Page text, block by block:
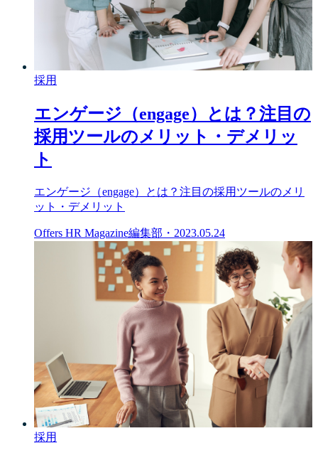
採用
エンゲージ（engage）とは？注目の
採用ツールのメリット・デメリッ
ト
エンゲージ（engage）とは？注目の採用ツールのメリ
ット・デメリット
Offers HR Magazine編集部 ・ 2023.05.24
採用